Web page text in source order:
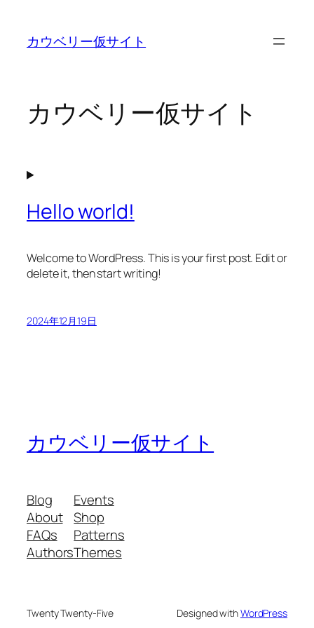
カウベリー仮サイト
カウベリー仮サイト
Hello world!
Welcome to WordPress. This is your first post. Edit or
delete it, then start writing!
2024年12月19日
カウベリー仮サイト
Blog
About
FAQs
Authors
Events
Shop
Patterns
Themes
Twenty Twenty-Five Designed withWordPress